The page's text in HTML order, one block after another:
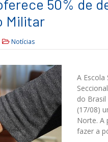
50% de
Militar
Notícias
A Escola
do
(17/08)
Norte. A
fazer a